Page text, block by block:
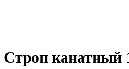
Строп канатный